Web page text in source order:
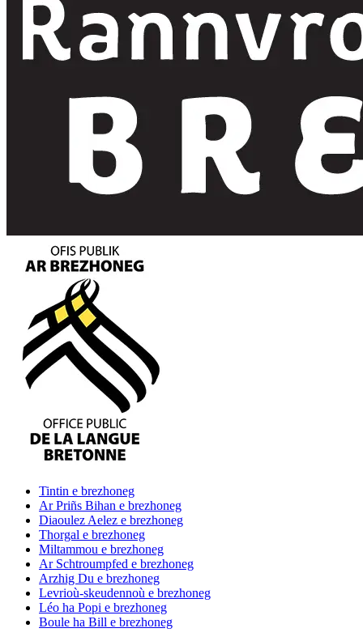
Tintin e brezhoneg
Ar Priñs Bihan e brezhoneg
Diaoulez Aelez e brezhoneg
Thorgal e brezhoneg
Miltammou e brezhoneg
Ar Schtroumpfed e brezhoneg
Arzhig Du e brezhoneg
Levrioù-skeudennoù e brezhoneg
Léo ha Popi e brezhoneg
Boule ha Bill e brezhoneg